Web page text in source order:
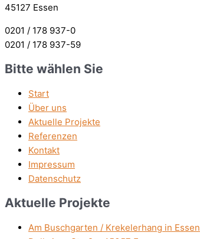
45127 Essen
0201 / 178 937-0
0201 / 178 937-59
Bitte wählen Sie
Start
Über uns
Aktuelle Projekte
Referenzen
Kontakt
Impressum
Datenschutz
Aktuelle Projekte
Am Buschgarten / Krekelerhang in Essen